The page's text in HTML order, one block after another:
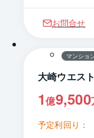
お問合せ
マンショ
大崎ウエス
1億9,500
予定利回り：